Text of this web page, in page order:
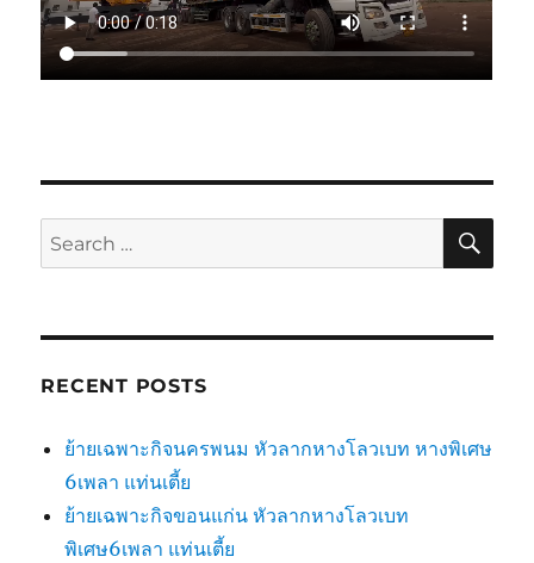
Search
for:
RECENT POSTS
ย้ายเฉพาะกิจนครพนม หัวลากหางโลวเบท หางพิเศษ
6เพลา แท่นเตี้ย
ย้ายเฉพาะกิจขอนแก่น หัวลากหางโลวเบท
พิเศษ6เพลา แท่นเตี้ย